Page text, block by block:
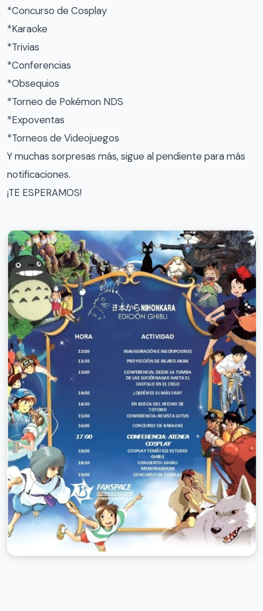
*Concurso de Cosplay
*Karaoke
*Trivias
*Conferencias
*Obsequios
*Torneo de Pokémon NDS
*Expoventas
*Torneos de Videojuegos
Y muchas sorpresas más, sigue al pendiente para más
notificaciones.
¡TE ESPERAMOS!